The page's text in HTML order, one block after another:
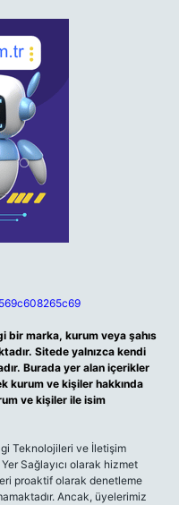
bir marka, kurum veya şahıs
Sitede yalnızca kendi
Burada yer alan içerikler
kurum ve kişiler hakkında
ve kişiler ile isim
Teknolojileri ve İletişim
Sağlayıcı olarak hizmet
proaktif olarak denetleme
Ancak, üyelerimiz